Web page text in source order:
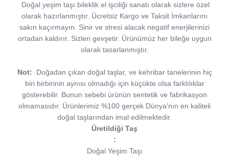
Doğal yeşim taşı bileklik el işciliği sanatı olarak sizlere özel
olarak hazırlanmıştır. Ücretsiz Kargo ve Taksit İmkanlarını
sakın kaçırmayın. Sinir ve stresi alacak negatif enerjilerinizi
ortadan kaldırır. Sizleri gevşetir. Ürünümüz her bileğe uygun
olarak tasarlanmıştır.
Not: Doğadan çıkan doğal taşlar, ve kehribar tanelerinin hiç
biri birbirinin aynısı olmadığı için küçükte olsa farklılıklar
gösterebilir. Bunun sebebi ürünün sentetik ve fabrikasyon
olmamasıdır. Ürünlerimiz %100 gerçek Dünya'nın en kaliteli
doğal taşlarından imal edilmektedir.
Üretildiği Taş
:
Doğal Yeşim Taşı